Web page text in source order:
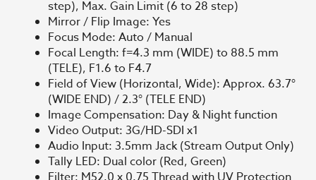
step), Max. Gain Limit (6 to 28 step)
Mirror / Flip Image: Yes
Focus Mode: Auto / Manual
Focal Length: f=4.3 mm (WIDE) to 88.5 mm
(TELE), F1.6 to F4.7
Field of View (Horizontal, Wide): Approx. 63.7°
(WIDE END) / 2.3° (TELE END)
Image Compensation: Day & Night function
Video Output: 3G/HD-SDI x1
Audio Input: 3.5mm Jack (Stream Output Only)
Tally LED: Dual color (Red, Green)